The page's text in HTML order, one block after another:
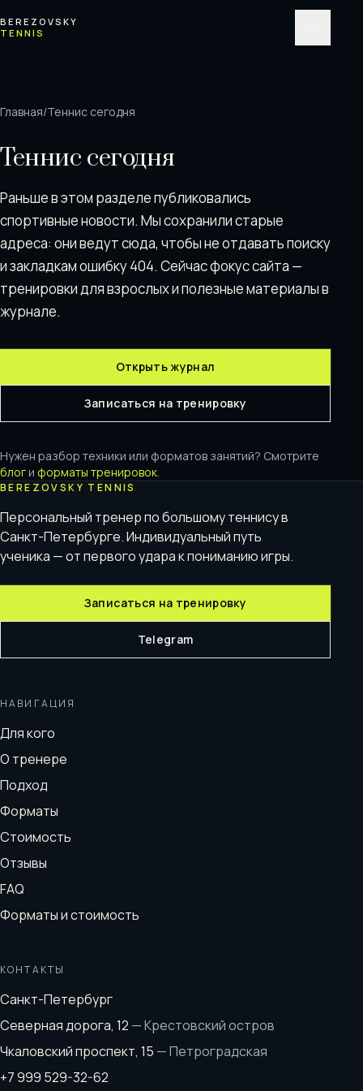
BEREZOVSKY
TENNIS
Главная/Теннис сегодня
Теннис сегодня
Раньше в этом разделе публиковались
спортивные новости. Мы сохранили старые
адреса: они ведут сюда, чтобы не отдавать поискy
и закладкам ошибку 404. Сейчас фокус сайта —
тренировки для взрослых и полезные материалы в
журнале.
Открыть журнал
Записаться на тренировку
Нужен разбор техники или форматов занятий? Смотрите
блог и форматы тренировок.
BEREZOVSKY TENNIS
Персональный тренер по большому теннису в
Санкт-Петербурге. Индивидуальный путь
ученика — от первого удара к пониманию игры.
Записаться на тренировку
Telegram
НАВИГАЦИЯ
Для кого
О тренере
Подход
Форматы
Стоимость
Отзывы
FAQ
Форматы и стоимость
КОНТАКТЫ
Санкт-Петербург
Северная дорога, 12 —Крестовский остров
Чкаловский проспект, 15 —Петроградская
+7 999 529-32-62